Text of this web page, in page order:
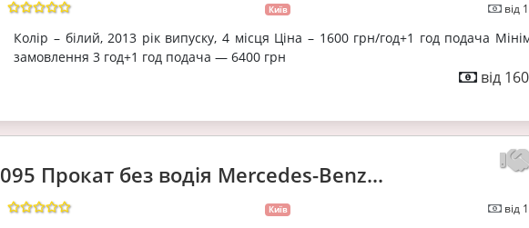
Київ від
Колір – білий, 2013 рік випуску, 4 місця Ціна – 1600 грн/год+1 год подача
замовлення 3 год+1 год подача — 6400 грн
від
095 Прокат без водія Mercedes-Benz...
Київ від